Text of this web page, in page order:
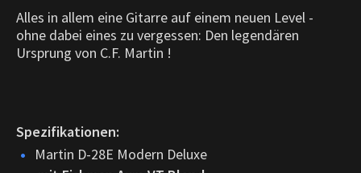
Alles in allem eine Gitarre auf einem neuen Level -
ohne dabei eines zu vergessen: Den legendären
Ursprung von C.F. Martin !
Spezifikationen:
Martin D-28E Modern Deluxe